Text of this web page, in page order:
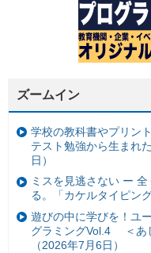
ズームイン
学校の教科書やプリン
テスト勉強から生まれ
日）
ミスを見逃さない ー
る。「カケルタイピン
遊びの中に学びを！ユ
グラミングVol.4 ＜あ
（2026年7月6日）